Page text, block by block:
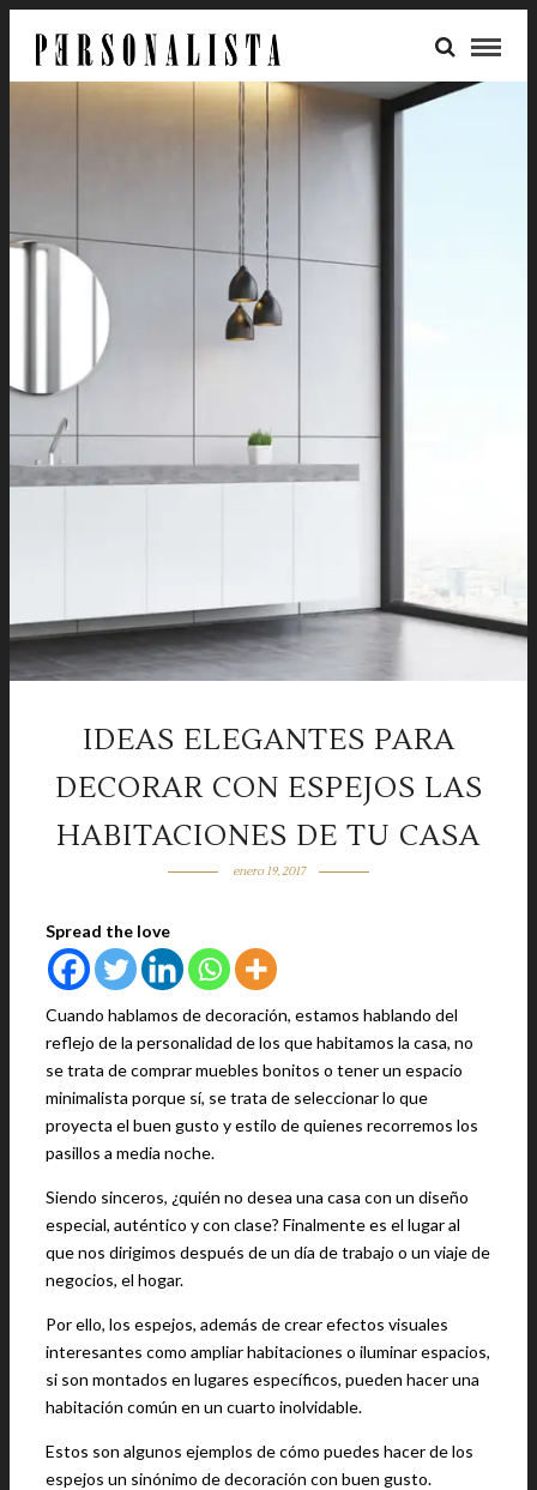
IDEAS ELEGANTES PARA
DECORAR CON ESPEJOS LAS
HABITACIONES DE TU CASA
enero 19, 2017
Spread the love
Cuando hablamos de decoración, estamos hablando del
reflejo de la personalidad de los que habitamos la casa, no
se trata de comprar muebles bonitos o tener un espacio
minimalista porque sí, se trata de seleccionar lo que
proyecta el buen gusto y estilo de quienes recorremos los
pasillos a media noche.
Siendo sinceros, ¿quién no desea una casa con un diseño
especial, auténtico y con clase? Finalmente es el lugar al
que nos dirigimos después de un día de trabajo o un viaje de
negocios, el hogar.
Por ello, los espejos, además de crear efectos visuales
interesantes como ampliar habitaciones o iluminar espacios,
si son montados en lugares específicos, pueden hacer una
habitación común en un cuarto inolvidable.
Estos son algunos ejemplos de cómo puedes hacer de los
espejos un sinónimo de decoración con buen gusto.